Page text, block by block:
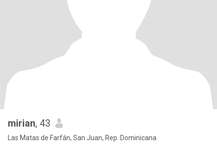
mirian, 43
Las Matas de Farfán, San Juan, Rep. Dominicana